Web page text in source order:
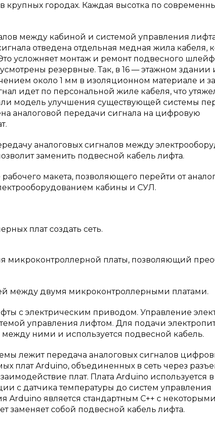
крупных городах. Каждая высотка по
между кабиной и системой управления
отведена отдельная медная жила кабеля,
усложняет монтаж и ремонт подвесного
резервные. Так, в 16 — этажном здании
около 1 мм в изоляционном материале и
идет по персональной жиле кабеля, что
модель улучшения существующей системы
аналоговой передачи сигнала на цифровую
аналоговых сигналов между
заменить подвесной кабель лифта.
макета, позволяющего перейти от
кабины и СУЛ.
плат создать сеть.
платы, позволяющий
двумя микроконтроллерными платами.
с электрическим приводом. Управление
управления лифтом. Для подачи
ними и используется подвесной кабель.
лежит передача аналоговых сигналов
плат Arduino, объединенных в сеть через
плат. Плата Arduino используется
с датчика температуры до систем управления
является стандартным C++ с некоторыми
заменяет собой подвесной кабель лифта.